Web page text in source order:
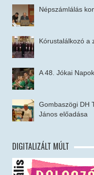
Népszámlálás
Kórustalálkozó a
A 48. Jókai
Gombaszögi DH
János előadása
DIGITALIZÁLT MÚLT